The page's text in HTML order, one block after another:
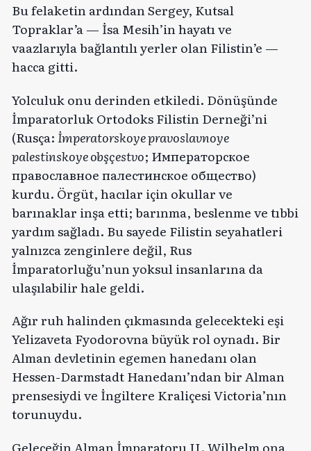
Bu felaketin ardından Sergey, Kutsal
Topraklar’a — İsa Mesih’in hayatı ve
vaazlarıyla bağlantılı yerler olan Filistin’e —
hacca gitti.
Yolculuk onu derinden etkiledi. Dönüşünde
İmparatorluk Ortodoks Filistin Derneği’ni
(Rusça: İmperatorskoye pravoslavnoye
palestinskoye obşçestvo; Императорское
православное палестинское общество)
kurdu. Örgüt, hacılar için okullar ve
barınaklar inşa etti; barınma, beslenme ve tıbbi
yardım sağladı. Bu sayede Filistin seyahatleri
yalnızca zenginlere değil, Rus
İmparatorluğu’nun yoksul insanlarına da
ulaşılabilir hale geldi.
Ağır ruh halinden çıkmasında gelecekteki eşi
Yelizaveta Fyodorovna büyük rol oynadı. Bir
Alman devletinin egemen hanedanı olan
Hessen-Darmstadt Hanedanı’ndan bir Alman
prensesiydi ve İngiltere Kraliçesi Victoria’nın
torunuydu.
Geleceğin Alman İmparatoru II. Wilhelm ona